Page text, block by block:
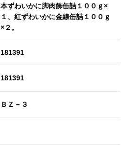
本ずわいかに脚肉飾缶詰１００ｇ×
１、紅ずわいかに金線缶詰１００ｇ
×２。
181391
181391
ＢＺ－３